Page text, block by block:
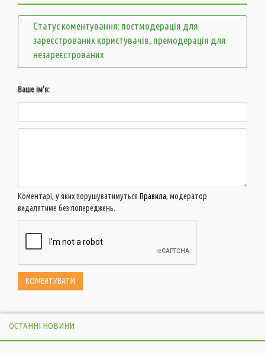
Статус коментування: постмодерація для
зареєстрованих користувачів, премодерація для
незареєстрованих
Ваше ім'я:
Коментарі, у яких порушуватимуться Правила, модератор
видалятиме без попереджень.
ОСТАННІ НОВИНИ